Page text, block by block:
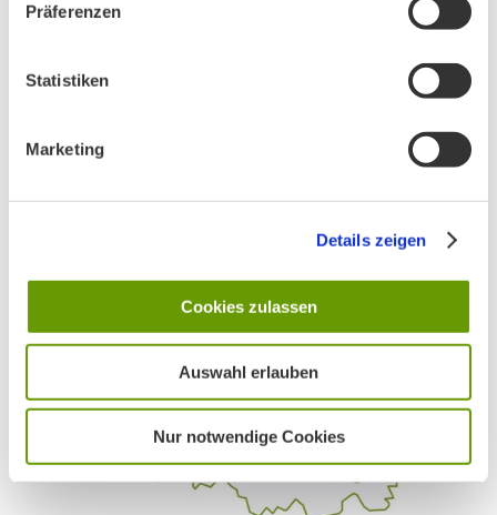
Präferenzen
Statistiken
Marketing
Details zeigen
Cookies zulassen
Auswahl erlauben
Nur notwendige Cookies